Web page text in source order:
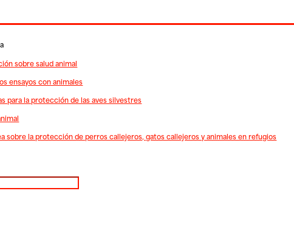
sobre salud animal
ensayos con animales
para la protección de las aves silvestres
sobre la protección de perros callejeros, gatos callejeros y animales en refugios